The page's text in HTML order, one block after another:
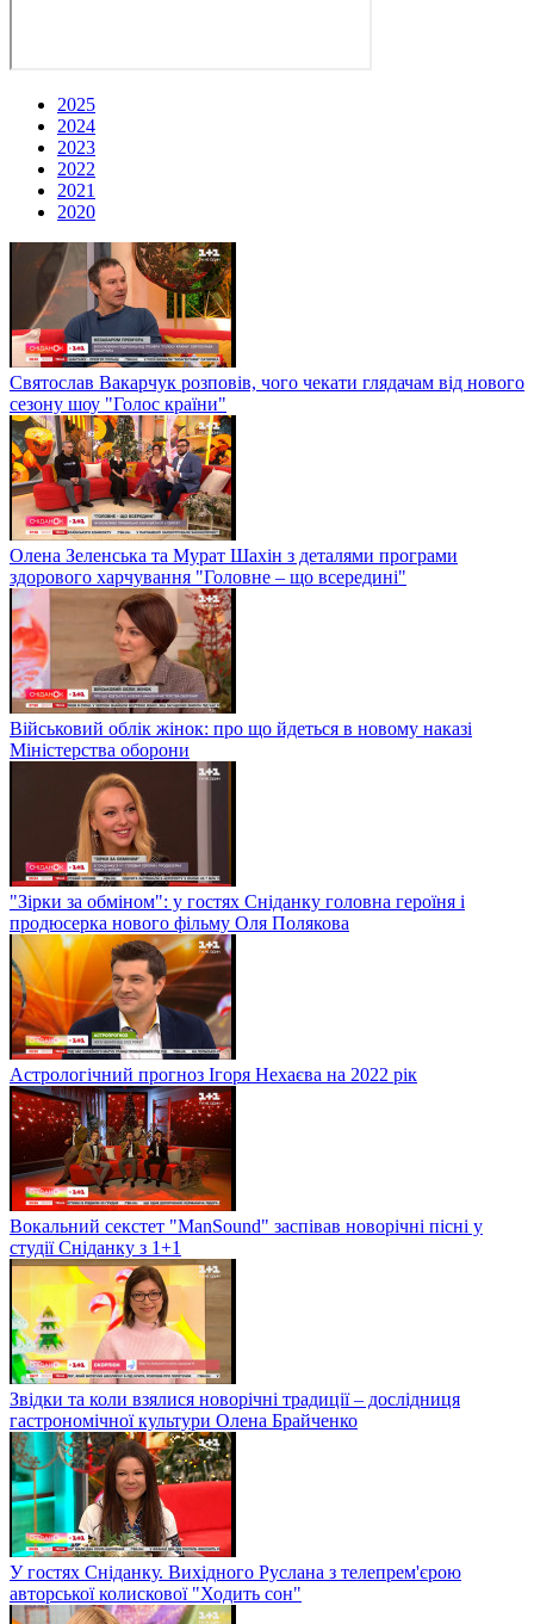
2025
2024
2023
2022
2021
2020
Святослав Вакарчук розповів, чого чекати глядачам від нового
сезону шоу "Голос країни"
Олена Зеленська та Мурат Шахін з деталями програми
здорового харчування "Головне – що всередині"
Військовий облік жінок: про що йдеться в новому наказі
Міністерства оборони
"Зірки за обміном": у гостях Сніданку головна героїня і
продюсерка нового фільму Оля Полякова
Астрологічний прогноз Ігоря Нехаєва на 2022 рік
Вокальний секстет "ManSound" заспівав новорічні пісні у
студії Сніданку з 1+1
Звідки та коли взялися новорічні традиції – дослідниця
гастрономічної культури Олена Брайченко
У гостях Сніданку. Вихідного Руслана з телепрем'єрою
авторської колискової "Ходить сон"